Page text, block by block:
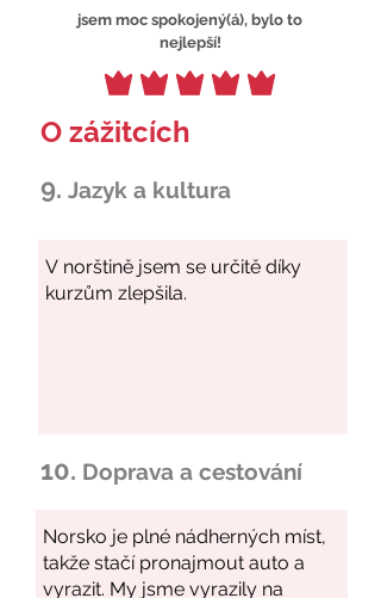
jsem moc spokojený(á), bylo to
nejlepší!
O zážitcích
9. Jazyk a kultura
10. Doprava a cestování